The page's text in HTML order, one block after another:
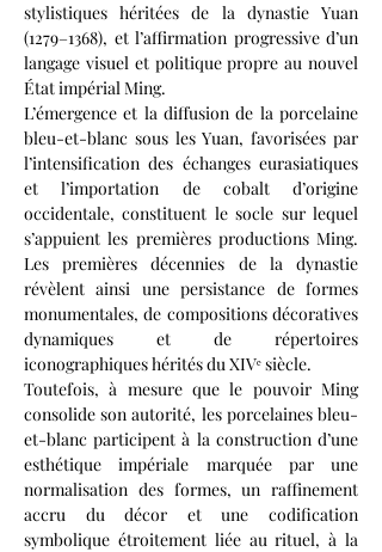
stylistiques héritées de la dynastie Yuan
(1279–1368), et l’affirmation progressive d’un
langage visuel et politique propre au nouvel
État impérial Ming.
L’émergence et la diffusion de la porcelaine
bleu-et-blanc sous les Yuan, favorisées par
l’intensification des échanges eurasiatiques
et l’importation de cobalt d’origine
occidentale, constituent le socle sur lequel
s’appuient les premières productions Ming.
Les premières décennies de la dynastie
révèlent ainsi une persistance de formes
monumentales, de compositions décoratives
dynamiques et de répertoires
iconographiques hérités du XIVᵉ siècle.
Toutefois, à mesure que le pouvoir Ming
consolide son autorité, les porcelaines bleu-
et-blanc participent à la construction d’une
esthétique impériale marquée par une
normalisation des formes, un raffinement
accru du décor et une codification
symbolique étroitement liée au rituel, à la